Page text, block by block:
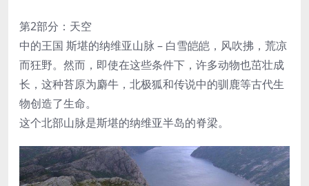
第2部分：天空
中的王国 斯堪的纳维亚山脉 – 白雪皑皑，风吹拂，荒凉
而狂野。然而，即使在这些条件下，许多动物也茁壮成
长，这种苔原为麝牛，北极狐和传说中的驯鹿等古代生
物创造了生命。
这个北部山脉是斯堪的纳维亚半岛的脊梁。